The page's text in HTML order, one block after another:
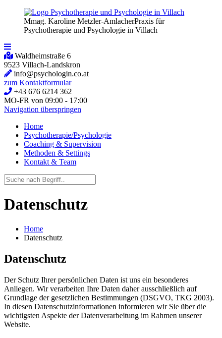
Mmag. Karoline Metzler-AmlacherPraxis für
Psychotherapie und Psychologie in Villach
Waldheimstraße 6
9523 Villach-Landskron
info@psychologin.co.at
zum Kontaktformular
+43 676 6214 362
MO-FR von 09:00 - 17:00
Navigation überspringen
Home
Psychotherapie/Psychologie
Coaching & Supervision
Methoden & Settings
Kontakt & Team
Datenschutz
Home
Datenschutz
Datenschutz
Der Schutz Ihrer persönlichen Daten ist uns ein besonderes
Anliegen. Wir verarbeiten Ihre Daten daher ausschließlich auf
Grundlage der gesetzlichen Bestimmungen (DSGVO, TKG 2003).
In diesen Datenschutzinformationen informieren wir Sie über die
wichtigsten Aspekte der Datenverarbeitung im Rahmen unserer
Website.